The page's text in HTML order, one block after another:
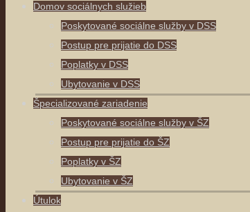
Domov sociálnych služieb
Poskytované sociálne služby v DSS
Postup pre prijatie do DSS
Poplatky v DSS
Ubytovanie v DSS
Špecializované zariadenie
Poskytované sociálne služby v ŠZ
Postup pre prijatie do ŠZ
Poplatky v ŠZ
Ubytovanie v ŠZ
Útulok